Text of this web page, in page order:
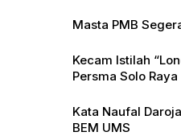
Masta PMB
Kecam Istilah
Persma Solo
Kata Naufal
BEM UMS